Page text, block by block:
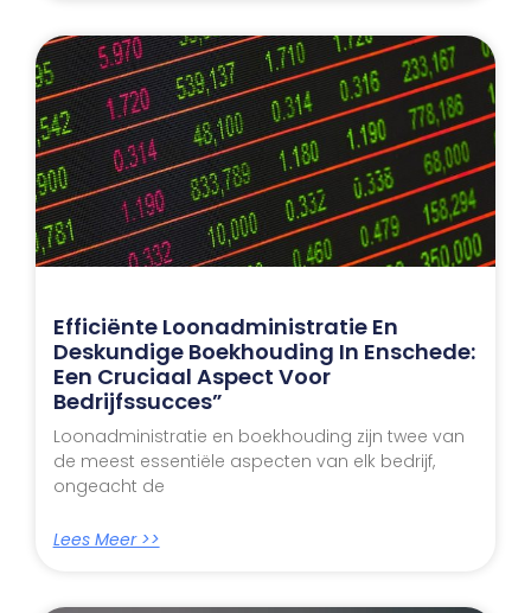
Efficiënte Loonadministratie En
Deskundige Boekhouding In Enschede:
Een Cruciaal Aspect Voor
Bedrijfssucces”
Loonadministratie en boekhouding zijn twee van
de meest essentiële aspecten van elk bedrijf,
ongeacht de
Lees Meer >>